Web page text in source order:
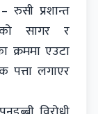
रुसी प्रशान्त
सागर र
क्रममा एउटा
पत्ता लगाएर